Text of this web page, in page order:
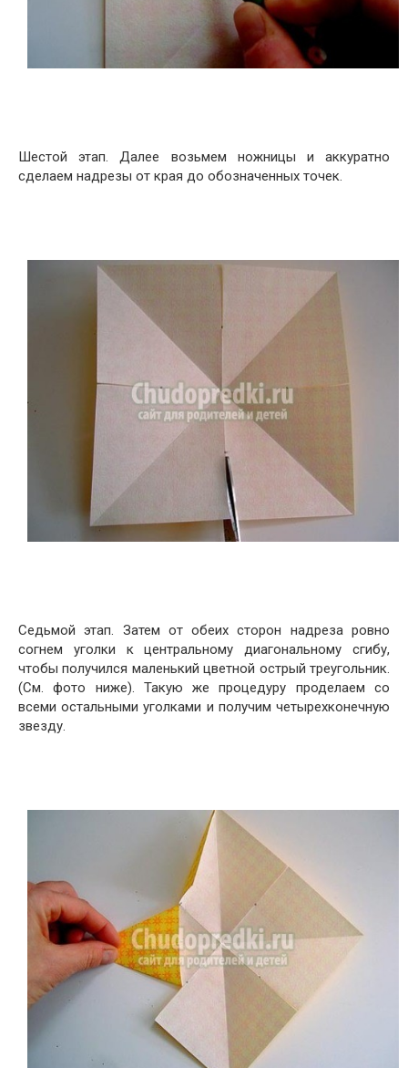
Шестой этап. Далее возьмем ножницы и аккуратно
сделаем надрезы от края до обозначенных точек.
Седьмой этап. Затем от обеих сторон надреза ровно
согнем уголки к центральному диагональному сгибу,
чтобы получился маленький цветной острый треугольник.
(См. фото ниже). Такую же процедуру проделаем со
всеми остальными уголками и получим четырехконечную
звезду.